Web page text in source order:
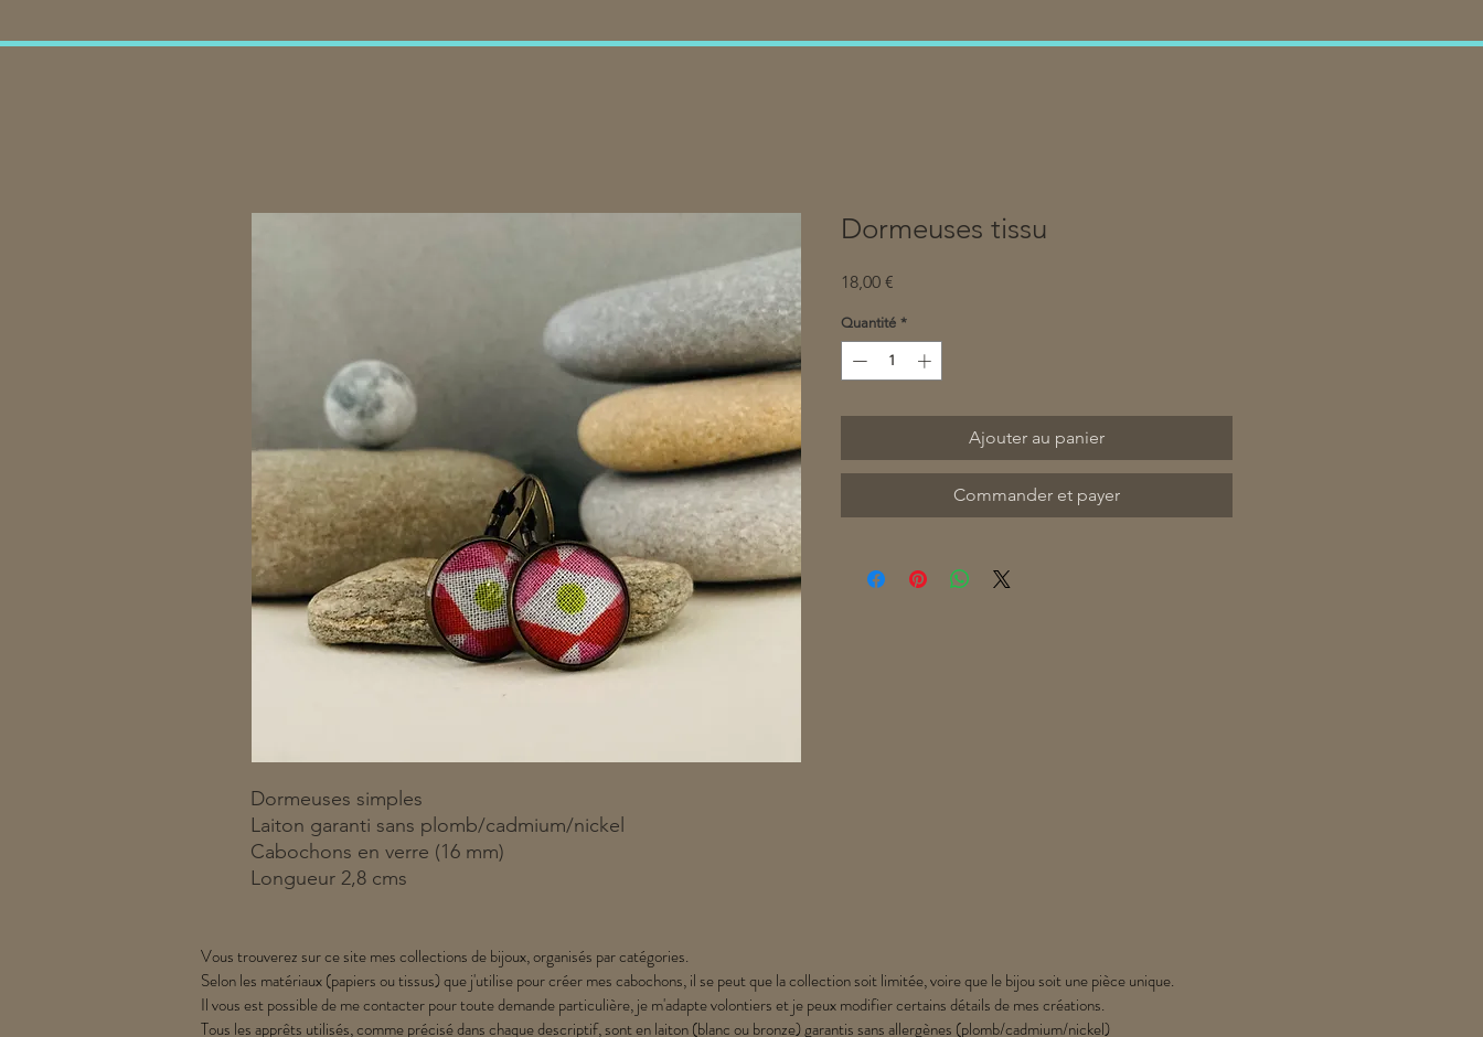
Dormeuses simples
Laiton garanti sans plomb/cadmium/nickel
Cabochons en verre (16 mm)
Longueur 2,8 cms
Dormeuses tissu
18,00 €
Quantité *
Ajouter au panier
Commander et payer
Vous trouverez sur ce site mes collections de bijoux, organisés par catégories.
Selon les matériaux (papiers ou tissus) que j'utilise pour créer mes cabochons, il se peut que la collection soit limitée, voire que le bijou soit une pièce unique.
Il vous est possible de me contacter pour toute demande particulière, je m'adapte volontiers et je peux modifier certains détails de mes créations.
Tous les apprêts utilisés, comme précisé dans chaque descriptif, sont en laiton (blanc ou bronze) garantis sans allergènes (plomb/cadmium/nickel)